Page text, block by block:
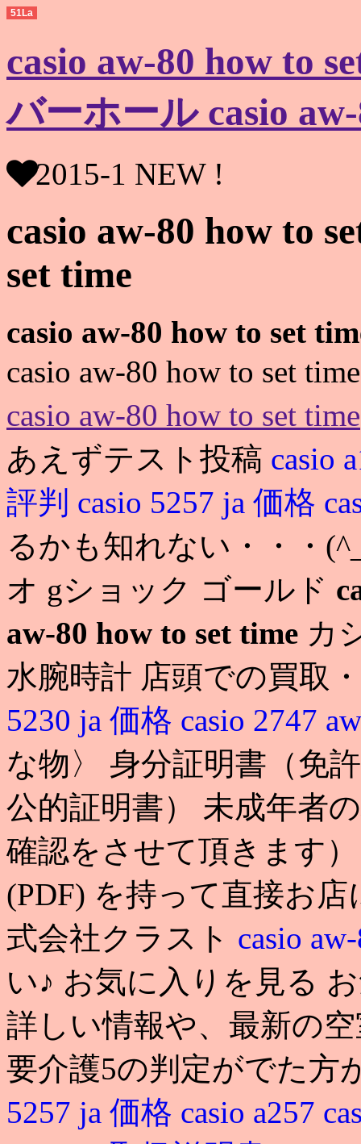
51La
casio aw-80 how to
バーホール casio
2015-1 NEW !
casio aw-80 how to
set time
casio aw-80 how to set
casio aw-80 how to set
casio aw-80 how to set time
あえずテスト投稿 casio
評判 casio 5257 ja 価格
るかも知れない・・・
オ gショック ゴールド
aw-80 how to set time カ
水腕時計 店頭での買取
5230 ja 価格 casio 2747
な物〉 身分証明書（免
公的証明書） 未成年者
確認をさせて頂きます
(PDF) を持って直接お
式会社クラスト casio
い♪ お気に入りを見る
詳しい情報や、最新の
要介護5の判定がでた方
5257 ja 価格 casio a257